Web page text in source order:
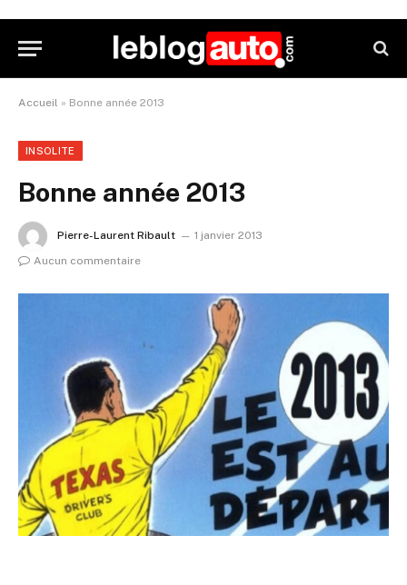
Accueil » Bonne année 2013
INSOLITE
Bonne année 2013
Pierre-Laurent Ribault
1 janvier 2013
Aucun commentaire